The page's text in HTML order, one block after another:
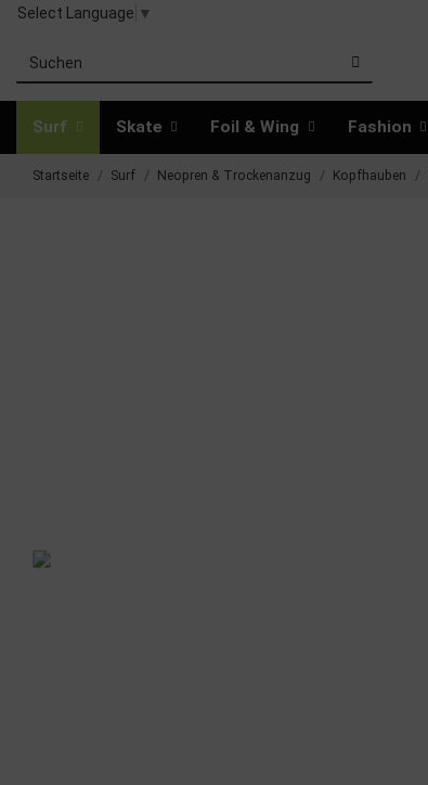
Select Language ▼
Surf Skate Foil & Wing Fashion
Startseite Surf Neopren & Trockenanzug Kopfhauben